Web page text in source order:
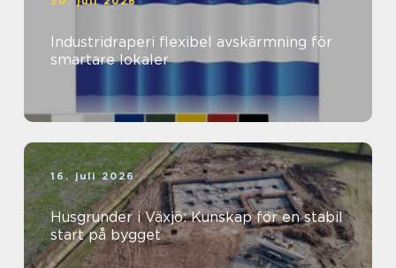
Industridraperi flexibel avskärmning för
smartare lokaler
16. juli 2026
Husgrunder i Växjö: Kunskap för en stabil
start på bygget